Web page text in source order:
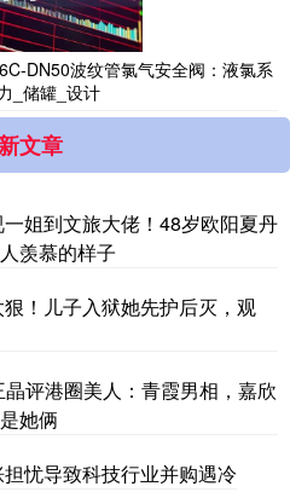
DN50波纹管氯气安全阀：液氯系
_储罐_设计
文章
姐到文旅大佬！48岁欧阳夏丹
羡慕的样子
！儿子入狱她先护后灭，观
评港圈美人：青霞男相，嘉欣
她俩
忧导致科技行业并购遇冷